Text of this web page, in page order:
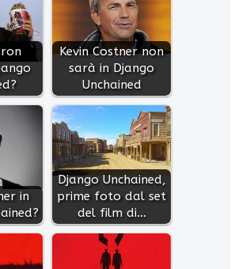
Kevin Costner non
sarà in Django
Unchained
in
Django Unchained,
prime foto dal set
del film di…